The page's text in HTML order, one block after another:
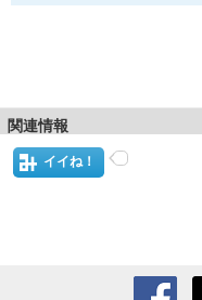
関連情報
イイね！